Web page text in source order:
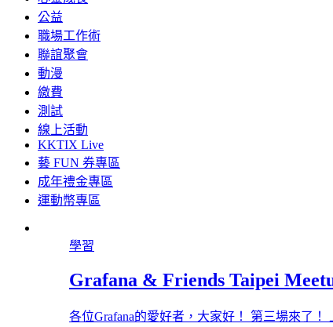
公益
職場工作術
聯誼聚會
動漫
繳費
測試
線上活動
KKTIX Live
藝 FUN 券專區
成年禮金專區
運動幣專區
學習
Grafana & Friends Taipei
各位Grafana的愛好者，大家好！ 第三場來了